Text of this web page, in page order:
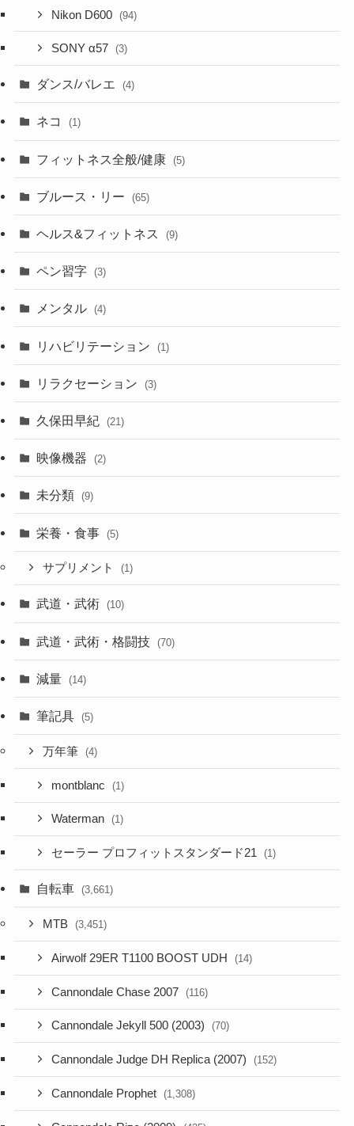
Nikon D600 (94)
SONY α57 (3)
ダンス/バレエ (4)
ネコ (1)
フィットネス全般/健康 (5)
ブルース・リー (65)
ヘルス&フィットネス (9)
ペン習字 (3)
メンタル (4)
リハビリテーション (1)
リラクセーション (3)
久保田早紀 (21)
映像機器 (2)
未分類 (9)
栄養・食事 (5)
サプリメント (1)
武道・武術 (10)
武道・武術・格闘技 (70)
減量 (14)
筆記具 (5)
万年筆 (4)
montblanc (1)
Waterman (1)
セーラー プロフィットスタンダード21 (1)
自転車 (3,661)
MTB (3,451)
Airwolf 29ER T1100 BOOST UDH (14)
Cannondale Chase 2007 (116)
Cannondale Jekyll 500 (2003) (70)
Cannondale Judge DH Replica (2007) (152)
Cannondale Prophet (1,308)